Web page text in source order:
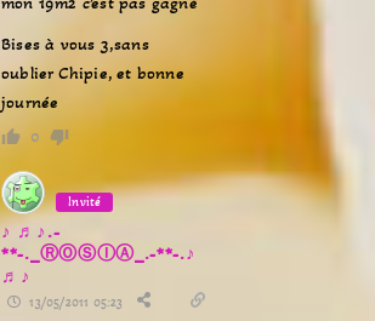
Bises à vous 3,sans
oublier Chipie, et bonne
journée
0
Invité
♪ ♬♪.-
**-._ⓇⓄⓈⒾⒶ_.-**-.♪
♬♪
13/05/2011 05:23